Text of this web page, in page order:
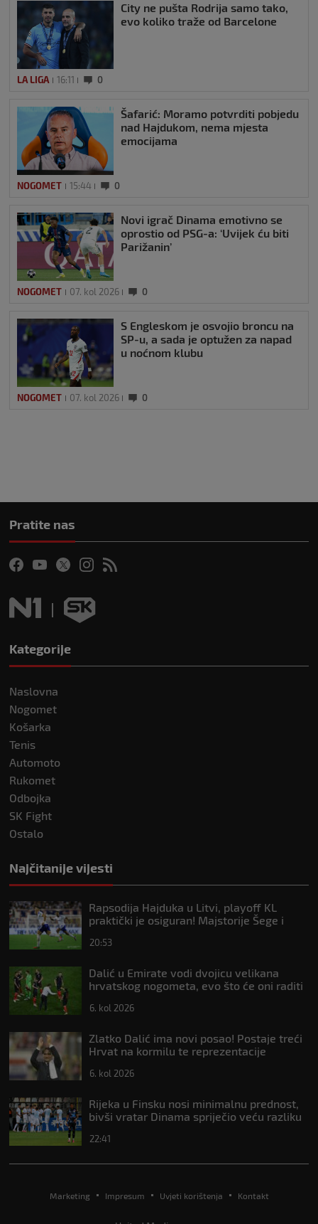
City ne pušta Rodrija samo tako,
evo koliko traže od Barcelone
LA LIGA 16:11 0
Šafarić: Moramo potvrditi pobjedu
nad Hajdukom, nema mjesta
emocijama
NOGOMET 15:44 0
Novi igrač Dinama emotivno se
oprostio od PSG-a: ‘Uvijek ću biti
Parižanin’
NOGOMET 07. kol 2026 0
S Engleskom je osvojio broncu na
SP-u, a sada je optužen za napad
u noćnom klubu
NOGOMET 07. kol 2026 0
Pratite nas
Kategorije
Naslovna
Nogomet
Košarka
Tenis
Automoto
Rukomet
Odbojka
SK Fight
Ostalo
Najčitanije vijesti
Rapsodija Hajduka u Litvi, playoff KL
praktički je osiguran! Majstorije Šege i
20:53
Dalić u Emirate vodi dvojicu velikana
hrvatskog nogometa, evo što će oni raditi
6. kol 2026
Zlatko Dalić ima novi posao! Postaje treći
Hrvat na kormilu te reprezentacije
6. kol 2026
Rijeka u Finsku nosi minimalnu prednost,
bivši vratar Dinama spriječio veću razliku
22:41
Marketing Impresum Uvjeti korištenja Kontakt